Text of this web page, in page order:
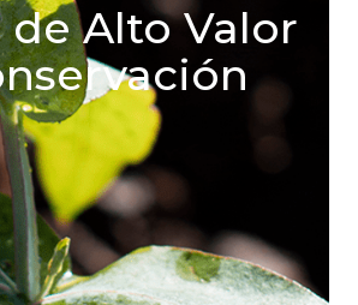
de Alto Valor